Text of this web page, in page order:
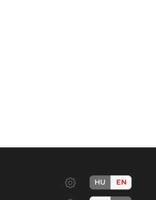
HU EN